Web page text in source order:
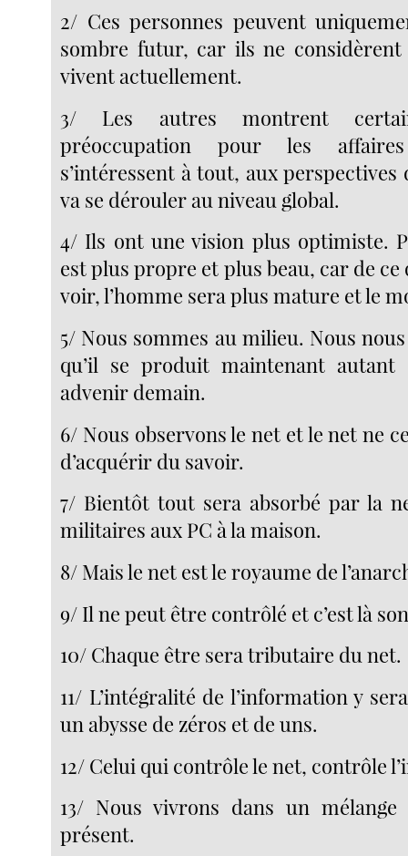
2/ Ces personnes peuvent
sombre futur, car ils ne considèrent
vivent actuellement.
3/ Les autres montrent
préoccupation pour les
s’intéressent à tout, aux perspectives
va se dérouler au niveau global.
4/ Ils ont une vision plus optimiste.
est plus propre et plus beau, car de ce
voir, l’homme sera plus mature et le
5/ Nous sommes au milieu. Nous
qu’il se produit maintenant autant
advenir demain.
6/ Nous observons le net et le net ne
d’acquérir du savoir.
7/ Bientôt tout sera absorbé par la
militaires aux PC à la maison.
8/ Mais le net est le royaume de
9/ Il ne peut être contrôlé et c’est là
10/ Chaque être sera tributaire du net.
11/ L’intégralité de l’information y
un abysse de zéros et de uns.
12/ Celui qui contrôle le net, contrôle
13/ Nous vivrons dans un
présent.